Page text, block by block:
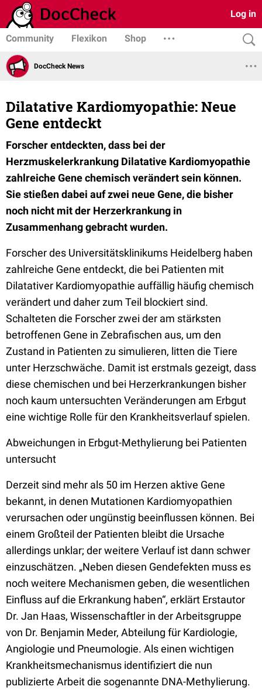
Log in
Community Flexikon Shop
DocCheck News
Dilatative Kardiomyopathie: Neue
Gene entdeckt
Forscher entdeckten, dass bei der
Herzmuskelerkrankung Dilatative Kardiomyopathie
zahlreiche Gene chemisch verändert sein können.
Sie stießen dabei auf zwei neue Gene, die bisher
noch nicht mit der Herzerkrankung in
Zusammenhang gebracht wurden.
Forscher des Universitätsklinikums Heidelberg haben
zahlreiche Gene entdeckt, die bei Patienten mit
Dilatativer Kardiomyopathie auffällig häufig chemisch
verändert und daher zum Teil blockiert sind.
Schalteten die Forscher zwei der am stärksten
betroffenen Gene in Zebrafischen aus, um den
Zustand in Patienten zu simulieren, litten die Tiere
unter Herzschwäche. Damit ist erstmals gezeigt, dass
diese chemischen und bei Herzerkrankungen bisher
noch kaum untersuchten Veränderungen am Erbgut
eine wichtige Rolle für den Krankheitsverlauf spielen.
Abweichungen in Erbgut-Methylierung bei Patienten
untersucht
Derzeit sind mehr als 50 im Herzen aktive Gene
bekannt, in denen Mutationen Kardiomyopathien
verursachen oder ungünstig beeinflussen können. Bei
einem Großteil der Patienten bleibt die Ursache
allerdings unklar; der weitere Verlauf ist dann schwer
einzuschätzen. „Neben diesen Gendefekten muss es
noch weitere Mechanismen geben, die wesentlichen
Einfluss auf die Erkrankung haben“, erklärt Erstautor
Dr. Jan Haas, Wissenschaftler in der Arbeitsgruppe
von Dr. Benjamin Meder, Abteilung für Kardiologie,
Angiologie und Pneumologie. Als einen wichtigen
Krankheitsmechanismus identifiziert die nun
publizierte Arbeit die sogenannte DNA-Methylierung.